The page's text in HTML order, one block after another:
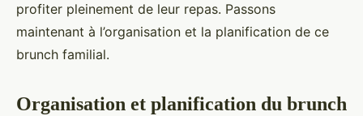
profiter pleinement de leur repas. Passons
maintenant à l’organisation et la planification de ce
brunch familial.
Organisation et planification du brunch